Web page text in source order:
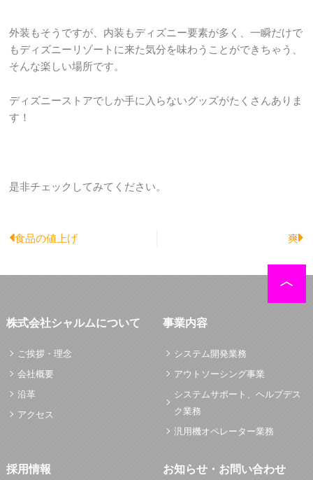
外装もそうですが、内装もディズニー要素が多く、一瞬だけで
もディズニーリゾートに来た気分を味わうことができちゃう、
そんな楽しい場所です。
ディズニーストアでしか手に入らないグッズがたくさんありま
す！
是非チェックしてみてください。
Prev
食品の値上げ 爽
株式会社シャルムについて
ご挨拶・理念
会社概要
沿革
アクセス
事業内容
システム開発業務
アウトソーシング事業
システムサポート、ヘルプデス
ク業務
汎用機オペレーター業務
採用情報 お知らせ・お問い合わせ